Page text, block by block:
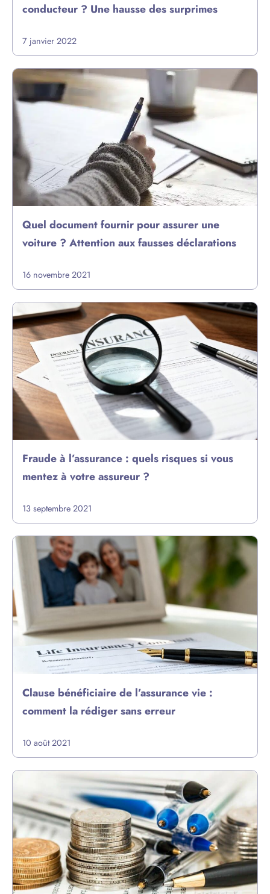
conducteur ? Une hausse des surprimes
7 janvier 2022
Quel document fournir pour assurer une
voiture ? Attention aux fausses déclarations
16 novembre 2021
Fraude à l’assurance : quels risques si vous
mentez à votre assureur ?
13 septembre 2021
Clause bénéficiaire de l’assurance vie :
comment la rédiger sans erreur
10 août 2021